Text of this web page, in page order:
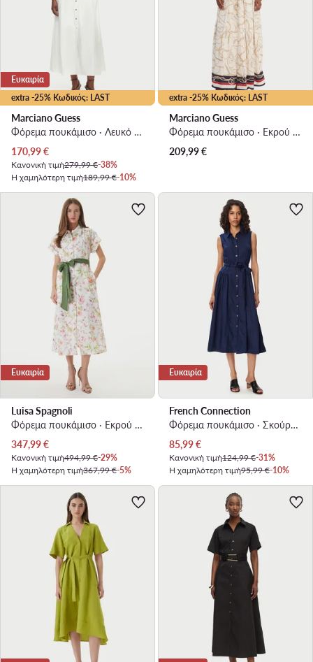
extra -25% Κωδικός: LAST
Ευκαιρία
Marciano Guess
Φόρεμα πουκάμισο · Λευκό · Maxi
Τρέχουσα τιμή
170,99€
Κανονική τιμή279,99 €-38%
Η χαμηλότερη τιμή189,99 €-10%
extra -25% Κωδικός: LAST
Marciano Guess
Φόρεμα πουκάμισο · Εκρού · Maxi
209,99€
Ευκαιρία
Luisa Spagnoli
Φόρεμα πουκάμισο · Εκρού · Midi
Τρέχουσα τιμή
347,99€
Κανονική τιμή494,99 €-29%
Η χαμηλότερη τιμή367,99 €-5%
Ευκαιρία
French Connection
Φόρεμα πουκάμισο · Σκούρο μπλε · Midi
Τρέχουσα τιμή
85,99€
Κανονική τιμή124,99 €-31%
Η χαμηλότερη τιμή95,99 €-10%